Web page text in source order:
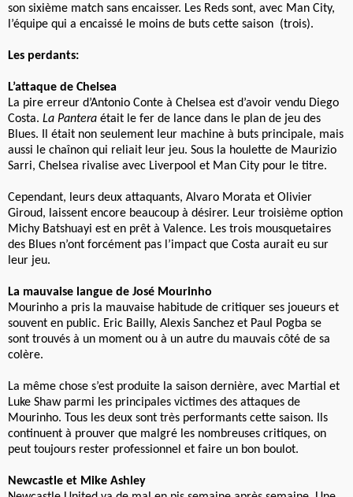
son sixième match sans encaisser. Les Reds sont, avec Man City,
l’équipe qui a encaissé le moins de buts cette saison (trois).
Les perdants:
L’attaque de Chelsea
La pire erreur d’Antonio Conte à Chelsea est d’avoir vendu Diego
Costa. La Pantera était le fer de lance dans le plan de jeu des
Blues. Il était non seulement leur machine à buts principale, mais
aussi le chaînon qui reliait leur jeu. Sous la houlette de Maurizio
Sarri, Chelsea rivalise avec Liverpool et Man City pour le titre.
Cependant, leurs deux attaquants, Alvaro Morata et Olivier
Giroud, laissent encore beaucoup à désirer. Leur troisième option
Michy Batshuayi est en prêt à Valence. Les trois mousquetaires
des Blues n’ont forcément pas l’impact que Costa aurait eu sur
leur jeu.
La mauvaise langue de José Mourinho
Mourinho a pris la mauvaise habitude de critiquer ses joueurs et
souvent en public. Eric Bailly, Alexis Sanchez et Paul Pogba se
sont trouvés à un moment ou à un autre du mauvais côté de sa
colère.
La même chose s’est produite la saison dernière, avec Martial et
Luke Shaw parmi les principales victimes des attaques de
Mourinho. Tous les deux sont très performants cette saison. Ils
continuent à prouver que malgré les nombreuses critiques, on
peut toujours rester professionnel et faire un bon boulot.
Newcastle et Mike Ashley